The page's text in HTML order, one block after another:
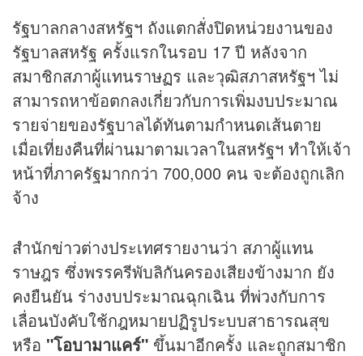
รัฐบาลกลางสหรัฐฯ ถังแตกสั่งปิดหน่วยงานของ
รัฐบาลสหรัฐ ครั้งแรกในรอบ 17 ปี หลังจาก
สมาชิกสภาผู้แทนราษฏร และวุฒิสภาสหรัฐฯ ไม่
สามารถหาข้อตกลงเกี่ยวกับการเพิ่มงบประมาณ
รายจ่ายของรัฐบาลได้ทันตามกำหนดเส้นตาย
เมื่อเที่ยงคืนที่ผ่านมาตามเวลาในสหรัฐฯ ทำให้เจ้า
หน้าที่ภาครัฐมากกว่า 700,000 คน จะต้องถูกเลิก
จ้าง
สำนักข่าวต่างประเทศรายงานว่า สภาผู้แทน
ราษฎร ซึ่งพรรครีพับลิกันครองเสียงข้างมาก ยัง
คงยืนยัน ร่างงบประมาณฉุกเฉิน ที่พ่วงกับการ
เลื่อนบังคับใช้กฎหมายปฏิรูประบบสาธารณสุข
หรือ "โอบามาแคร์" ขึ้นมาอีกครั้ง และถูกสมาชิก